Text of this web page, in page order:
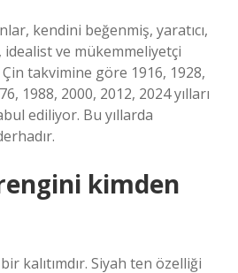
kendini beğenmiş, yaratıcı,
ve mükemmeliyetçi
takvimine göre 1916, 1928,
1988, 2000, 2012, 2024 yılları
ediliyor. Bu yıllarda
kimden
kalıtımdır. Siyah ten özelliği